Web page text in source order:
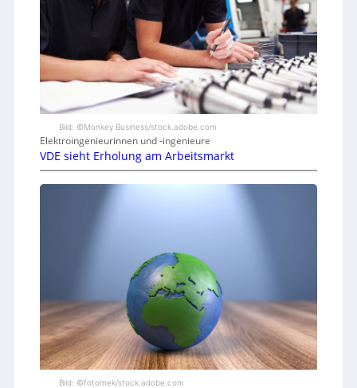
Bild: ©Monkey Business/stock.adobe.com
Elektroingenieurinnen und -ingenieure
VDE sieht Erholung am Arbeitsmarkt
Bild: ©fotomek/stock.adobe.com